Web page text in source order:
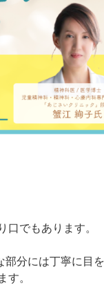
でもあります。
分には丁寧に目
。